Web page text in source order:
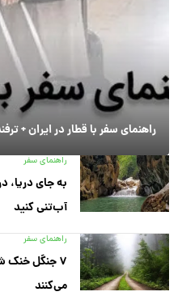
راهنمای سفر با قطار در ایران +
راهنمای سفر
به جای دریا،
آب‌تنی کنید
راهنمای سفر
۷ جنگل خنک
می‌کنند